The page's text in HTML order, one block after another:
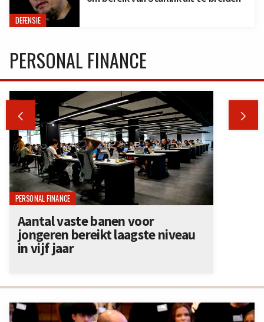
DEFENSIE
PERSONAL FINANCE
 
PERSONAL FINANCE
Aantal vaste banen voor
jongeren bereikt laagste niveau
in vijf jaar